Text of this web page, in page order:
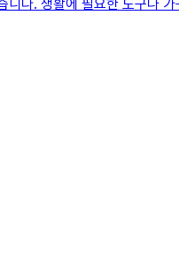
니다. 생활에 필요한 도구